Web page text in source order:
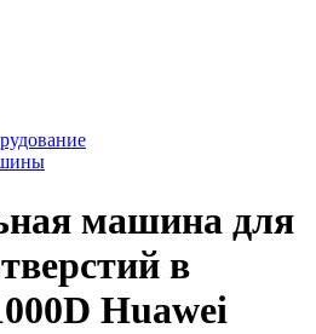
машина для
в
Huawei